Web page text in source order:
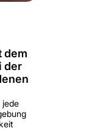
dem
der
jede